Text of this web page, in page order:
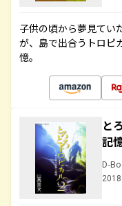
子供の頃から夢見てい
が、島で出合うトロピ
憶。
と
記
D-